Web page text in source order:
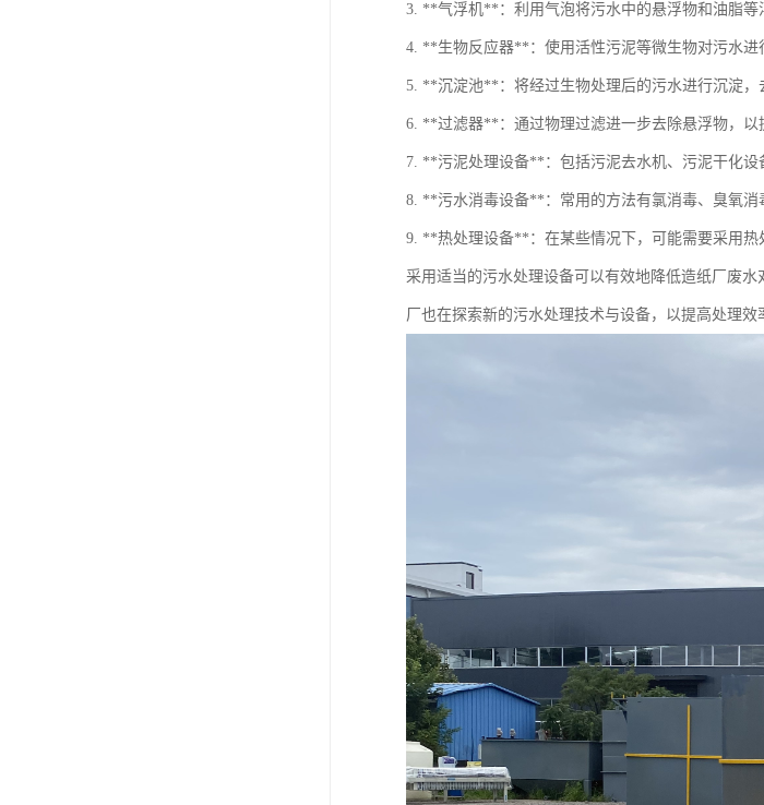
3. **气浮机**：利用气泡将污水中的悬浮物和油脂等
4. **生物反应器**：使用活性污泥等微生物对污水进
5. **沉淀池**：将经过生物处理后的污水进行沉淀，
6. **过滤器**：通过物理过滤进一步去除悬浮物，以
7. **污泥处理设备**：包括污泥去水机、污泥干化设
8. **污水消毒设备**：常用的方法有氯消毒、臭氧消
9. **热处理设备**：在某些情况下，可能需要采用热
采用适当的污水处理设备可以有效地降低造纸厂废
厂也在探索新的污水处理技术与设备，以提高处理效